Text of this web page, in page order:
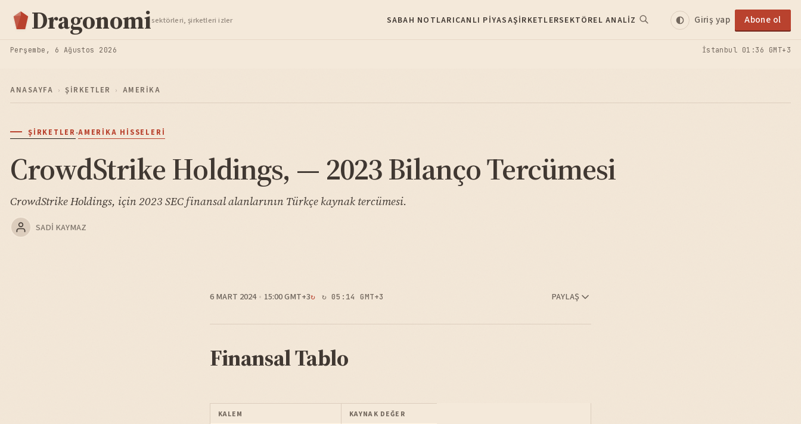
Dragonomisektörleri, şirketleri izler SABAH NOTLARICANLI PIYASAŞIRKETLERSEKTÖREL ANALIZ Giriş yap Abone ol
Perşembe, 6 Ağustos 2026 İstanbul 01:36 GMT+3
ANASAYFA › ŞIRKETLER › AMERIKA
ŞIRKETLER·AMERIKA HISSELERI
CrowdStrike Holdings, — 2023 Bilanço Tercümesi
CrowdStrike Holdings, için 2023 SEC finansal alanlarının Türkçe kaynak tercümesi.
SADI KAYMAZ
6 MART 2024 15:00 GMT+3 ↻ 05:14 GMT+3 PAYLAŞ
Finansal Tablo
KALEM KAYNAK DEĞER